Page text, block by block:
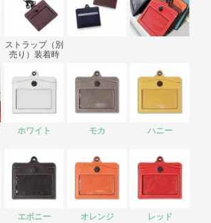
ストラップ（別
売り）装着時
ホワイト モカ ハニー
エボニー オレンジ レッド